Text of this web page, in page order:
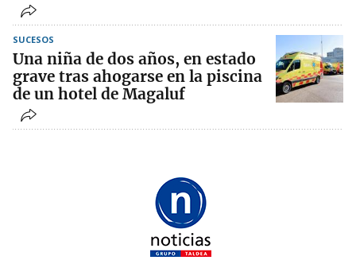
SUCESOS
Una niña de dos años, en estado
grave tras ahogarse en la piscina
de un hotel de Magaluf